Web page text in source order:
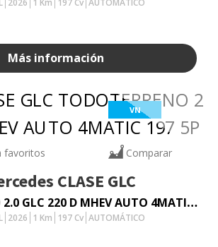
2026 1 Km 197Cv AUTOMÁTICO
Más información
VN
favoritos Comparar
CLASE GLC
TODOTERRENO 2.0 GLC 220 D MHEV AUTO 4MATIC 197 5P
2026 1 Km 197Cv AUTOMÁTICO